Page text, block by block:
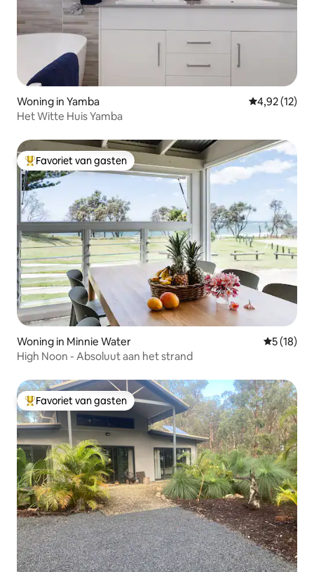
Woning in Yamba Gemiddelde
4,92 (12)
Het Witte Huis Yamba
Topfavoriet van gasten
Favoriet van gasten
Woning in Minnie Water
5 (18)
High Noon - Absoluut aan het strand
Topfavoriet van gasten
Favoriet van gasten